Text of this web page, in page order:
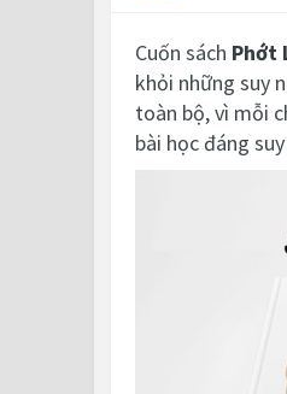
Cuốn sách Phớt
khỏi những suy
toàn bộ, vì mỗi
bài học đáng